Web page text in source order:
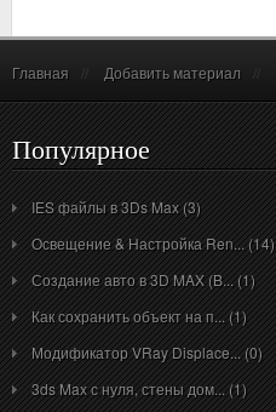
Главная Добавить материал
Популярное
IES файлы в 3Ds Max (3)
Освещение & Настройка Ren... (14)
Создание авто в 3D MAX (B... (1)
Как сохранить объект на п... (1)
Модификатор VRay Displace... (0)
3ds Max с нуля, стены дом... (1)